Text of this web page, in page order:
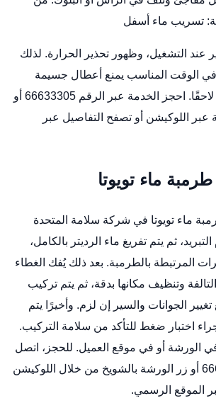
تسريب ماء أسفل
عند التشغيل، وظهور تحذير الحرارة. لذلك
في الوقت المناسب يمنع أعطال جسيمة
ويوفر تكاليف عالية لاحقًا. احجز الخدمة عبر الرقم 66633305 أو
عبر
اللوكيشن أو تصفح التفاصيل عبر
ماء تويوتا
ماء تويوتا في شركة سلامة المتحدة
ثم يتم تفريغ ماء الرديتر بالكامل،
المرتبطة بالطرمبة. بعد ذلك يُفك الغطاء
وتنظيف مكانها بدقة، ثم يتم تركيب
الجوانات والسير إن لزم. وأخيرًا يتم
اختبار ضغط للتأكد من سلامة التركيب.
الورشة أو في موقع العميل. للحجز، اتصل
اللوكيشن
الموقع الرسمي.